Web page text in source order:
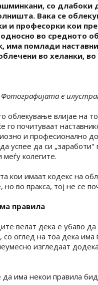
со длабоки
Вака се
и професорки кои
во средното
има помлади
во хеланки,
Фотографијата е
облекување влијае на
го почитуваат
и професионално
успее да си „заработи"
колегите.
кои имаат кодекс на
во пракса, тој не се
правила
велат дека е убаво да
со оглед на тоа дека
изгледаат
има некои правила